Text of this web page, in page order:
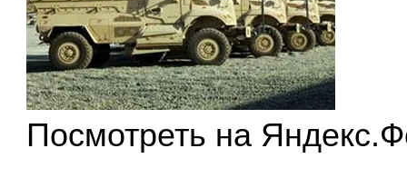
Посмотреть на